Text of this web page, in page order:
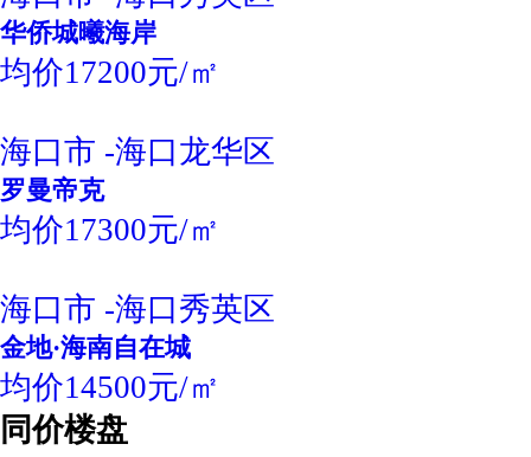
华侨城曦海岸
均价17200元/㎡
海口市 -海口龙华区
罗曼帝克
均价17300元/㎡
海口市 -海口秀英区
金地·海南自在城
均价14500元/㎡
同价楼盘